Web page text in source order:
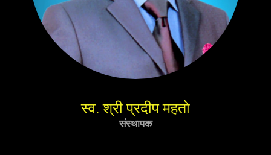
स्व. श्री प्रदीप महतो
संस्थापक